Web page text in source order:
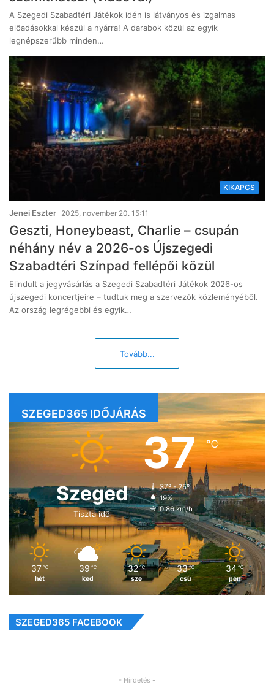
A Szegedi Szabadtéri Játékok idén is látványos és izgalmas
előadásokkal készül a nyárra! A darabok közül az egyik
legnépszerűbb minden…
KIKAPCS
Jenei Eszter 2025, november 20. 15:11
Geszti, Honeybeast, Charlie – csupán
néhány név a 2026-os Újszegedi
Szabadtéri Színpad fellépői közül
Elindult a jegyvásárlás a Szegedi Szabadtéri Játékok 2026-os
újszegedi koncertjeire – tudtuk meg a szervezők közleményéből.
Az ország legrégebbi és egyik…
Tovább...
SZEGED365 IDŐJÁRÁS
Szeged
Tiszta idő
37℃
37º - 25º
19%
0.86 km/h
37 ℃
hét
39 ℃
ked
32 ℃
sze
33 ℃
csü
34 ℃
pén
SZEGED365 FACEBOOK
- Hirdetés -